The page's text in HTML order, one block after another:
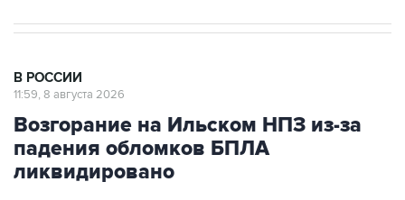
В РОССИИ
11:59, 8 августа 2026
Возгорание на Ильском НПЗ из-за
падения обломков БПЛА
ликвидировано